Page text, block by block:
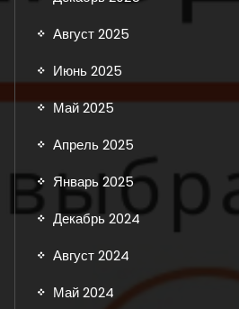
Август 2025
Июнь 2025
Май 2025
Апрель 2025
Январь 2025
Декабрь 2024
Август 2024
Май 2024